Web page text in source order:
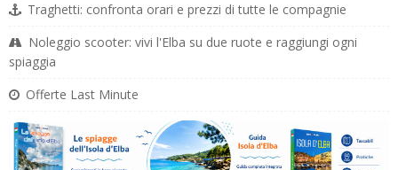
Traghetti: confronta orari e prezzi di tutte le compagnie
Noleggio scooter: vivi l'Elba su due ruote e raggiungi ogni
spiaggia
Offerte Last Minute